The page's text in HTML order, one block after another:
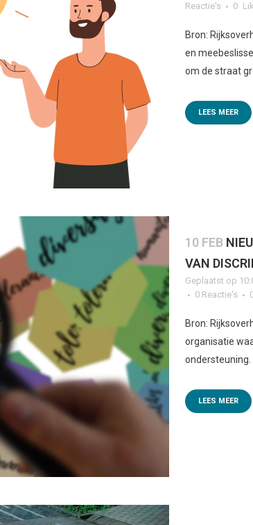
Reactie's
0
Bron:
en
om de straat
LEES MEER
10 FEB
VAN
Geplaatst op
0 Reactie's
Bron:
organisatie
ondersteuning.
LEES MEER